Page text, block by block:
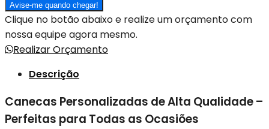
Avise-me quando chegar!
Clique no botão abaixo e realize um orçamento com
nossa equipe agora mesmo.
Realizar Orçamento
Descrição
Canecas Personalizadas de Alta Qualidade –
Perfeitas para Todas as Ocasiões